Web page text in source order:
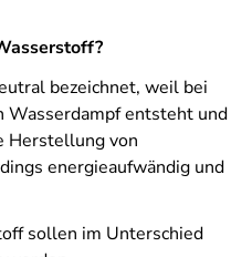
bezeichnet, weil bei
Wasserdampf entsteht und
Herstellung von
energieaufwändig und
sollen im Unterschied